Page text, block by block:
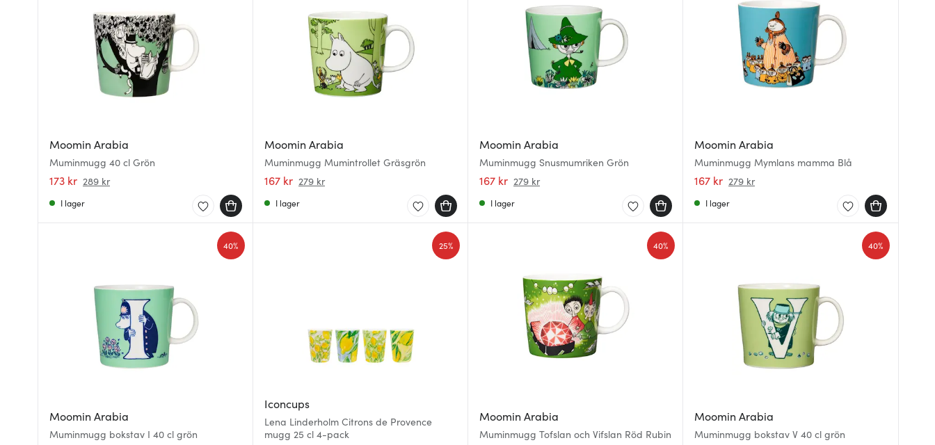
Moomin Arabia
Muminmugg 40 cl Grön
173 kr 289 kr
I lager
Moomin Arabia
Muminmugg Mumintrollet Gräsgrön
167 kr 279 kr
I lager
Moomin Arabia
Muminmugg Snusmumriken Grön
167 kr 279 kr
I lager
Moomin Arabia
Muminmugg Mymlans mamma Blå
167 kr 279 kr
I lager
Moomin Arabia
Muminmugg bokstav I 40 cl grön
40%
Iconcups
Lena Linderholm Citrons de Provence
mugg 25 cl 4-pack
25%
Moomin Arabia
Muminmugg Tofslan och Vifslan Röd Rubin
40%
Moomin Arabia
Muminmugg bokstav V 40 cl grön
40%